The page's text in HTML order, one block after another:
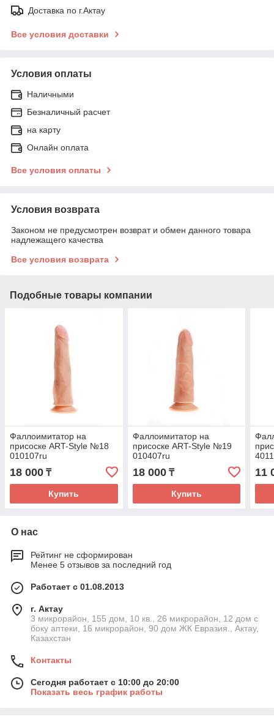
Доставка по г.Актау
Все условия доставки
Условия оплаты
Наличными
Безналичный расчет
на карту
Онлайн оплата
Все условия оплаты
Условия возврата
Законом не предусмотрен возврат и обмен данного товара
надлежащего качества
Все условия возврата
Подобные товары компании
Фаллоимитатор на
присоске ART-Style №18
010107ru
18 000 ₸
Купить
Фаллоимитатор на
присоске ART-Style №19
010407ru
18 000₸
Купить
11
О нас
Рейтинг не сформирован
Менее 5 отзывов за последний год
Работает с 01.08.2013
г. Актау
3 микрорайон, 155 дом, 10 кв., 26 микрорайон, 12 дом с
боку аптеки, 16 микрорайон, 90 дом ЖК Евразия., Актау,
Казахстан
Контакты
Сегодня работает с 10:00 до 20:00
Показать весь график работы